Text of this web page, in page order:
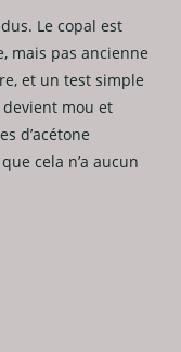
Le copal est
mais pas ancienne
et un test simple
mou et
d’acétone
cela n’a aucun